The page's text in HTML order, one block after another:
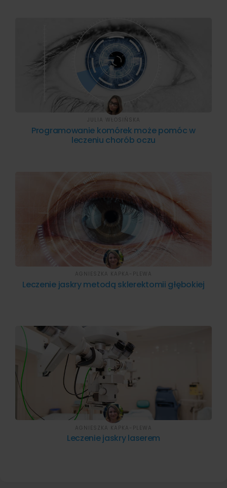
Programowanie komórek może pomóc w
leczeniu chorób oczu
JULIA WŁOSIŃSKA
Leczenie jaskry metodą sklerektomii głębokiej
AGNIESZKA KAPKA-PLEWA
Leczenie jaskry laserem
AGNIESZKA KAPKA-PLEWA